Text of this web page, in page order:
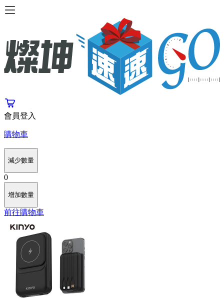
會員登入
購物車
減少數量
0
增加數量
前往購物車